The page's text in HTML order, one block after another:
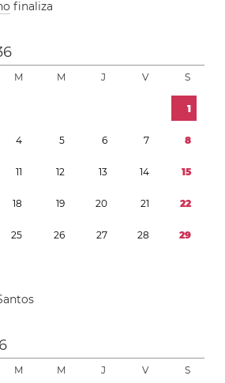
finaliza
M M J V S
1
4 5 6 7 8
11 12 13 14 15
18 19 20 21 22
25 26 27 28 29
M M J V S